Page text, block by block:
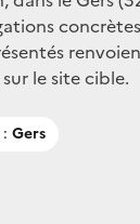
concrètes
le site cible.
Gers